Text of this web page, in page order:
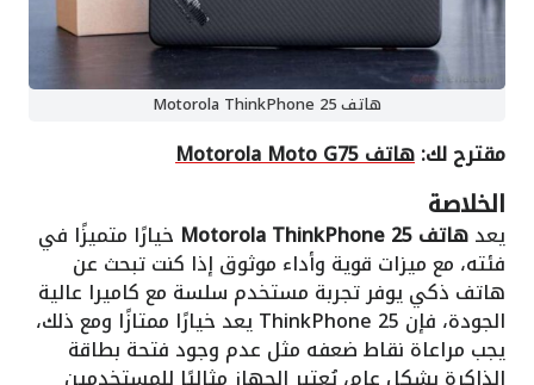
هاتف Motorola ThinkPhone 25
مقترح لك:هاتف Motorola Moto G75
الخلاصة
يعدهاتف Motorola ThinkPhone 25 خيارًا متميزًا في
فئته، مع ميزات قوية وأداء موثوق إذا كنت تبحث عن
هاتف ذكي يوفر تجربة مستخدم سلسة مع كاميرا عالية
الجودة، فإن ThinkPhone 25 يعد خيارًا ممتازًا ومع ذلك،
يجب مراعاة نقاط ضعفه مثل عدم وجود فتحة بطاقة